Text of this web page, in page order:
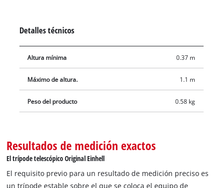
altura de trabajo más baja es de 37 cm, la altura de trabajo
máxima es de 110 cm. En el alcance del envío está contenida
una bolsa de almacenamiento para el transporte y el
Detalles técnicos
Altura mínima 0.37 m
Máximo de altura. 1.1 m
Peso del producto 0.58 kg
Resultados de medición exactos
El trípode telescópico Original Einhell
El requisito previo para un resultado de medición preciso es
un trípode estable sobre el que se coloca el equipo de